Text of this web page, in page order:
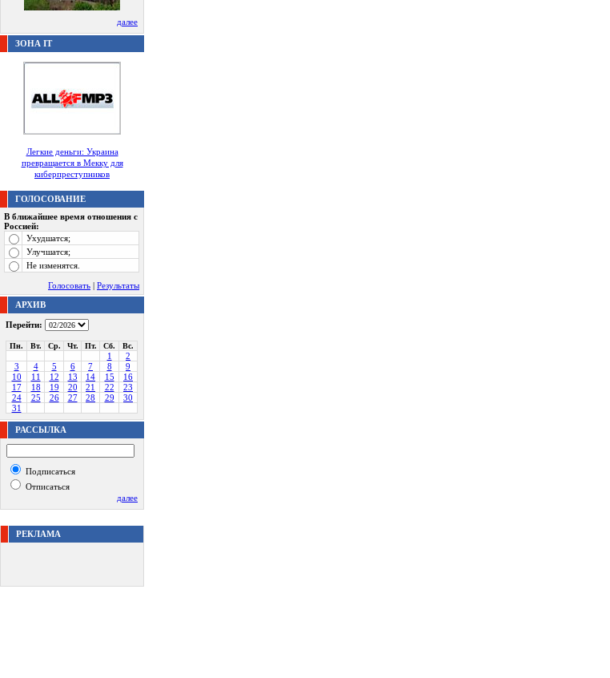
далее
ЗОНА IT
Легкие деньги: Украина
превращается в Мекку для
киберпреступников
ГОЛОСОВАНИЕ
В ближайшее время отношения с
Россией:
Ухудшатся;
Улучшатся;
Не изменятся.
Голосовать | Результаты
АРХИВ
Перейти:
Пн. Вт. Ср. Чт. Пт. Сб. Вс.
1
2
3
4 5 6 7 8
9
10
11 12 13 14 15
16
17
18 19 20 21 22
23
24
25 26 27 28 29
30
31
РАССЫЛКА
Подписаться
Отписаться
далее
РЕКЛАМА